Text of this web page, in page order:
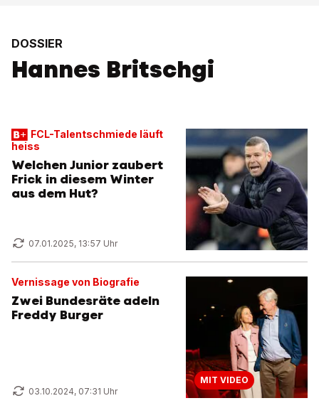
DOSSIER
Hannes Britschgi
FCL-Talentschmiede läuft
heiss
Welchen Junior zaubert
Frick in diesem Winter
aus dem Hut?
07.01.2025, 13:57 Uhr
Vernissage von Biografie
Zwei Bundesräte adeln
Freddy Burger
03.10.2024, 07:31 Uhr
MIT VIDEO